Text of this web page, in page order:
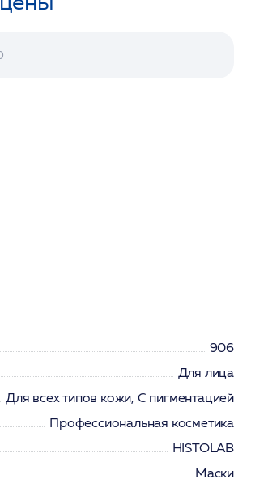
906
Для лица
Для всех типов кожи, С пигментацией
Профессиональная косметика
HISTOLAB
Маски